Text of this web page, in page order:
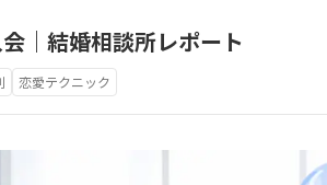
｜結婚相談所レポート
恋愛テクニック